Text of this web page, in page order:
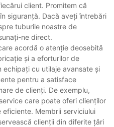
client. Promitem că
siguranță. Dacă aveți întrebări
tuburile noastre de
ne direct.
acordă o atenție deosebită
și a eforturilor de
cu utilaje avansate și
pentru a satisface
de clienți. De exemplu,
care poate oferi clienților
Membrii serviciului
clienții din diferite țări